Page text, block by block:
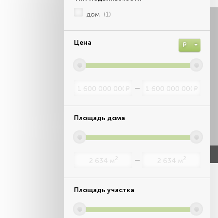
дом (1)
Цена Р
Р Р
Площадь дома
м2 м2
Площадь участка